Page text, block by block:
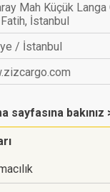
Mah Küçük Langa
Fatih, İstanbul
/ İstanbul
sayfasına bakınız